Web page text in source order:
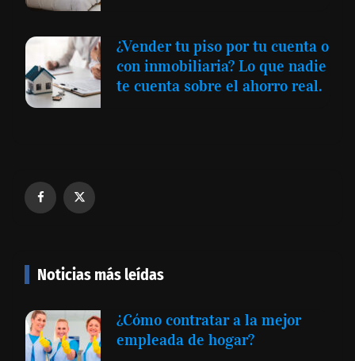
¿Vender tu piso por tu cuenta o
con inmobiliaria? Lo que nadie
te cuenta sobre el ahorro real.
Noticias más leídas
¿Cómo contratar a la mejor
empleada de hogar?